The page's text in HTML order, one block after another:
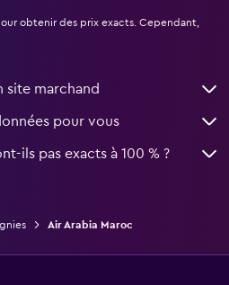
obtenir des prix exacts. Cependant,
site marchand
pour vous
ils pas exacts à 100 % ?
Air Arabia Maroc